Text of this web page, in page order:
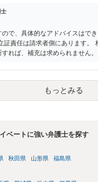
士
で、具体的なアドバイスはで
証責任は請求者側にあります。
れば、補充は求められません
存期間の問題もございます。
方法を選択することが重要で
もっとみる
ベートに強い弁護士を探す
秋田県 山形県 福島県